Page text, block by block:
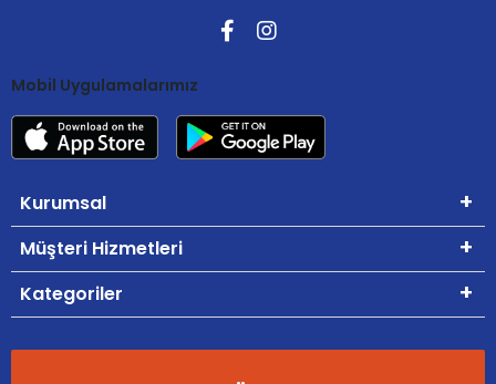
Mobil Uygulamalarımız
Kurumsal
Müşteri Hizmetleri
Kategoriler